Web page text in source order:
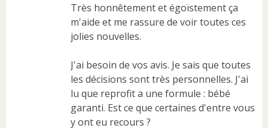
Très honnêtement et égoïstement ça
m'aide et me rassure de voir toutes ces
jolies nouvelles.
J'ai besoin de vos avis. Je sais que toutes
les décisions sont très personnelles. J'ai
lu que reprofit a une formule : bébé
garanti. Est ce que certaines d'entre vous
y ont eu recours ?